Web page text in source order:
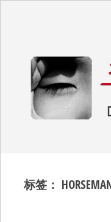
标签：